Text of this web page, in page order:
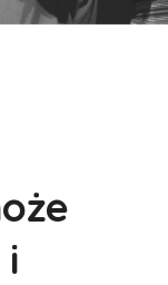
i